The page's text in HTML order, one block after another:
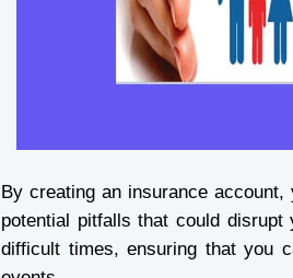
By creating an insurance
potential pitfalls that could
difficult times, ensuring that you